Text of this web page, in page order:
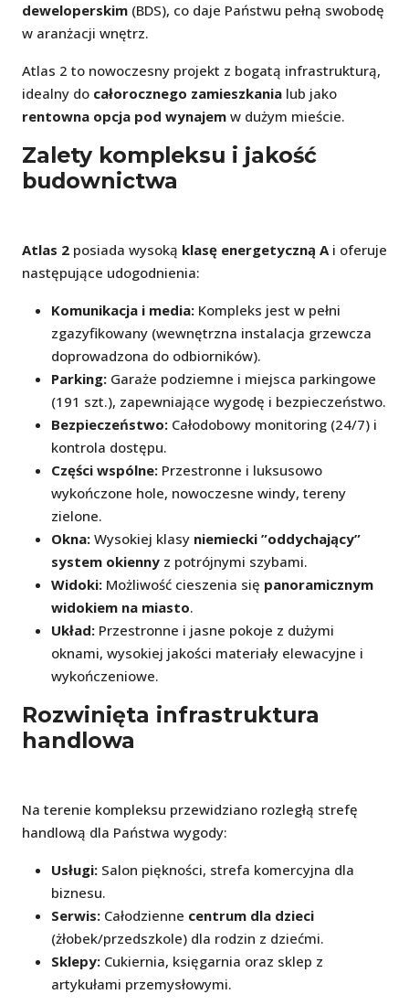
deweloperskim (BDS), co daje Państwu pełną swobodę
w aranżacji wnętrz.
Atlas 2 to nowoczesny projekt z bogatą infrastrukturą,
idealny do całorocznego zamieszkania lub jako
rentowna opcja pod wynajem w dużym mieście.
Zalety kompleksu i jakość
budownictwa
Atlas 2 posiada wysoką klasę energetyczną Ai oferuje
następujące udogodnienia:
Komunikacja i media: Kompleks jest w pełni
zgazyfikowany (wewnętrzna instalacja grzewcza
doprowadzona do odbiorników).
Parking: Garaże podziemne i miejsca parkingowe
(191 szt.), zapewniające wygodę i bezpieczeństwo.
Bezpieczeństwo: Całodobowy monitoring (24/7) i
kontrola dostępu.
Części wspólne: Przestronne i luksusowo
wykończone hole, nowoczesne windy, tereny
zielone.
Okna: Wysokiej klasy niemiecki ”oddychający”
system okienny z potrójnymi szybami.
Widoki: Możliwość cieszenia się panoramicznym
widokiem na miasto.
Układ: Przestronne i jasne pokoje z dużymi
oknami, wysokiej jakości materiały elewacyjne i
wykończeniowe.
Rozwinięta infrastruktura
handlowa
Na terenie kompleksu przewidziano rozległą strefę
handlową dla Państwa wygody:
Usługi: Salon piękności, strefa komercyjna dla
biznesu.
Serwis: Całodzienne centrum dla dzieci
(żłobek/przedszkole) dla rodzin z dziećmi.
Sklepy: Cukiernia, księgarnia oraz sklep z
artykułami przemysłowymi.